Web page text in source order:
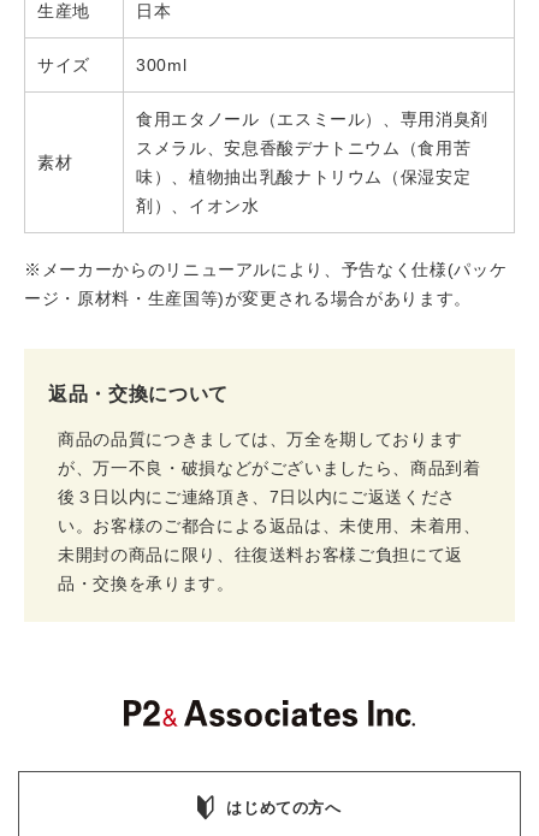
生産地 日本
サイズ 300ml
素材
食用エタノール（エスミール）、専用消臭剤
スメラル、安息香酸デナトニウム（食用苦
味）、植物抽出乳酸ナトリウム（保湿安定
剤）、イオン水
※メーカーからのリニューアルにより、予告なく仕様(パッケ
ージ・原材料・生産国等)が変更される場合があります。
返品・交換について
商品の品質につきましては、万全を期しております
が、万一不良・破損などがございましたら、商品到着
後３日以内にご連絡頂き、7日以内にご返送くださ
い。お客様のご都合による返品は、未使用、未着用、
未開封の商品に限り、往復送料お客様ご負担にて返
品・交換を承ります。
はじめての方へ